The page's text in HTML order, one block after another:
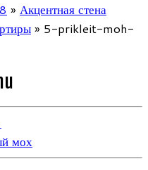
» Акцентная стена
» 5-prikleit-moh-